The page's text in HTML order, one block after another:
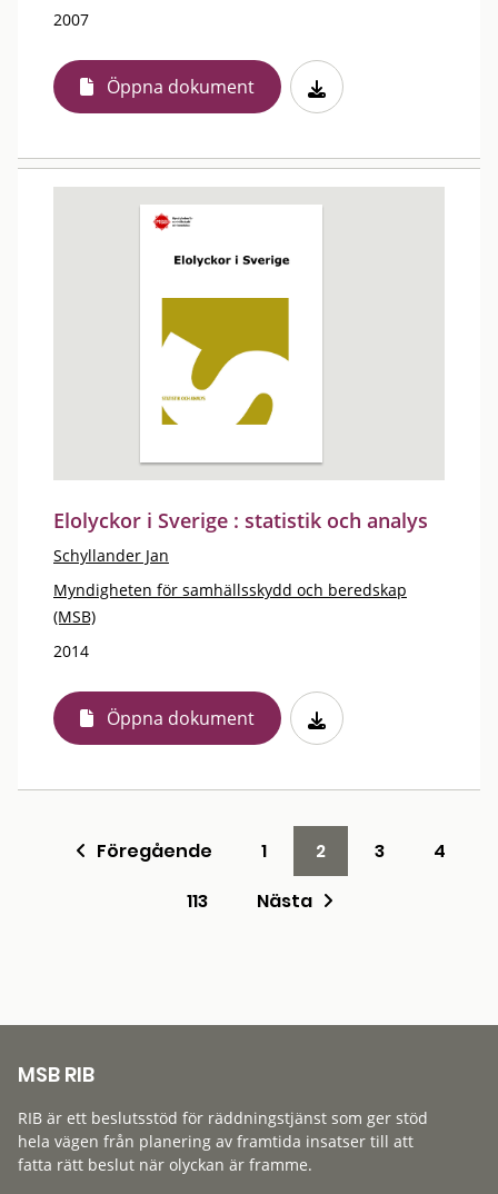
2007
Öppna dokument
Elolyckor i Sverige : statistik och analys
Schyllander Jan
Myndigheten för samhällsskydd och beredskap
(MSB)
2014
Öppna dokument
Föregående 1 2 3
4
113
Nästa
MSB RIB
RIB är ett beslutsstöd för räddningstjänst som ger stöd
hela vägen från planering av framtida insatser till att
fatta rätt beslut när olyckan är framme.